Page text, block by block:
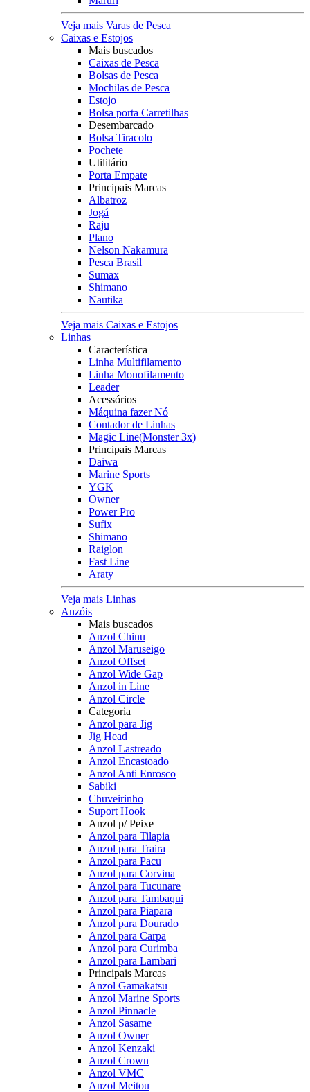
Veja mais Varas de Pesca
Caixas e Estojos
Mais buscados
Caixas de Pesca
Bolsas de Pesca
Mochilas de Pesca
Estojo
Bolsa porta Carretilhas
Desembarcado
Bolsa Tiracolo
Pochete
Utilitário
Porta Empate
Principais Marcas
Albatroz
Jogá
Raju
Plano
Nelson Nakamura
Pesca Brasil
Sumax
Shimano
Nautika
Veja mais Caixas e Estojos
Linhas
Característica
Linha Multifilamento
Linha Monofilamento
Leader
Acessórios
Máquina fazer Nó
Contador de Linhas
Magic Line(Monster 3x)
Principais Marcas
Daiwa
Marine Sports
YGK
Owner
Power Pro
Sufix
Shimano
Raiglon
Fast Line
Araty
Veja mais Linhas
Anzóis
Mais buscados
Anzol Chinu
Anzol Maruseigo
Anzol Offset
Anzol Wide Gap
Anzol in Line
Anzol Circle
Categoria
Anzol para Jig
Jig Head
Anzol Lastreado
Anzol Encastoado
Anzol Anti Enrosco
Sabiki
Chuveirinho
Suport Hook
Anzol p/ Peixe
Anzol para Tilapia
Anzol para Traira
Anzol para Pacu
Anzol para Corvina
Anzol para Tucunare
Anzol para Tambaqui
Anzol para Piapara
Anzol para Dourado
Anzol para Carpa
Anzol para Curimba
Anzol para Lambari
Principais Marcas
Anzol Gamakatsu
Anzol Marine Sports
Anzol Pinnacle
Anzol Sasame
Anzol Owner
Anzol Kenzaki
Anzol Crown
Anzol VMC
Anzol Meitou